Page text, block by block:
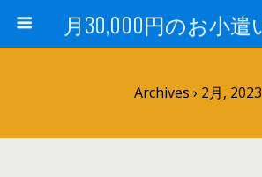
Archives › 2月, 2023